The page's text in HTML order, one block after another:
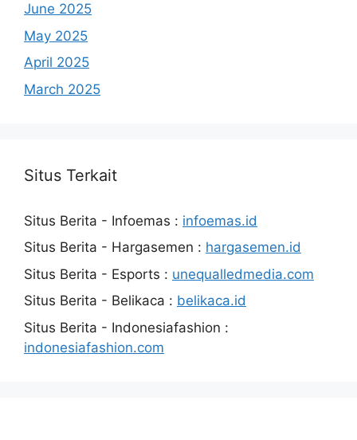
June 2025
May 2025
April 2025
March 2025
Situs Terkait
Situs Berita - Infoemas : infoemas.id
Situs Berita - Hargasemen : hargasemen.id
Situs Berita - Esports : unequalledmedia.com
Situs Berita - Belikaca : belikaca.id
Situs Berita - Indonesiafashion :
indonesiafashion.com